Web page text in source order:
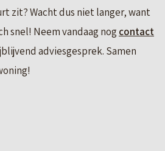
zit? Wacht dus niet langer, want
snel! Neem vandaag nog contact
adviesgesprek. Samen